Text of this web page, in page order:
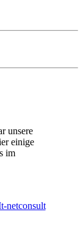
unsere
einige
im